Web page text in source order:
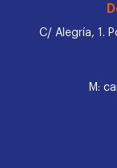
C/ Alegría, 1.
M: